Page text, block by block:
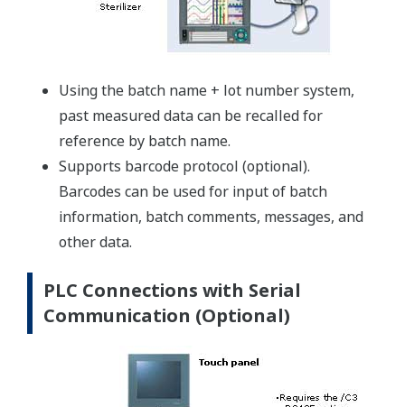
Using the batch name + lot number system,
past measured data can be recalled for
reference by batch name.
Supports barcode protocol (optional).
Barcodes can be used for input of batch
information, batch comments, messages, and
other data.
PLC Connections with Serial
Communication (Optional)